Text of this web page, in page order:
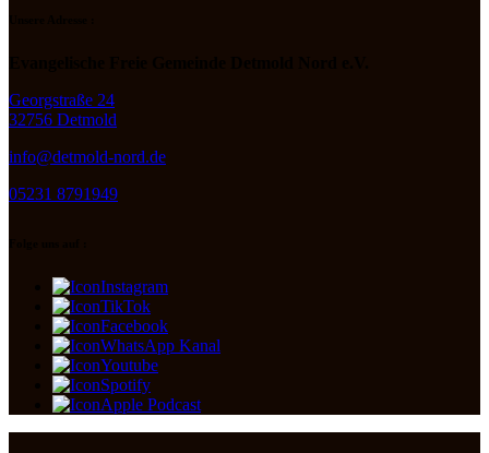
Georgstraße 24
32756 Detmold
info@detmold-nord.de
05231 8791949
Instagram
TikTok
Facebook
WhatsApp Kanal
Youtube
Spotify
Apple Podcast